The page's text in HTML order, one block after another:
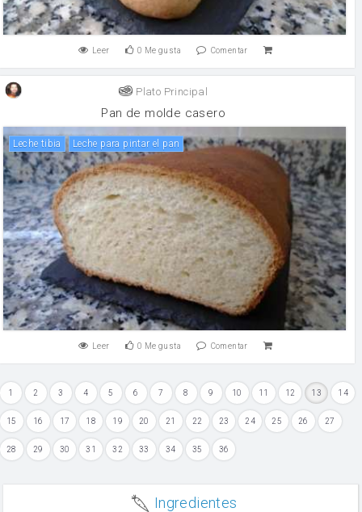
Leer 0 Me gusta Comentar
Plato Principal
Pan de molde casero
Leche tibia Leche para pintar el pan
Leer 0 Me gusta Comentar
1 2 3 4 5 6 7 8 9 10 11 12 13 14
15 16 17 18 19 20 21 22 23 24 25 26 27
28 29 30 31 32 33 34 35 36
Ingredientes